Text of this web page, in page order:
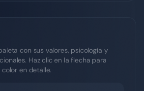
con sus valores, psicología y
Haz clic en la flecha para
en detalle.